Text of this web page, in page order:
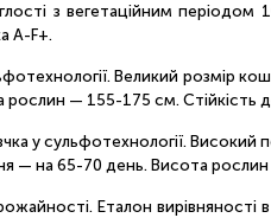
з вегетаційним
А-F+.
Великий розмір
— 155-175 см. Стійкість
сульфотехнології. Високий
— на 65-70 день. Висота
Еталон вирівняності в